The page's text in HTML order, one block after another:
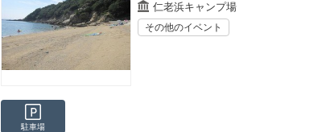
仁老浜キャンプ場
その他のイベント
駐車場